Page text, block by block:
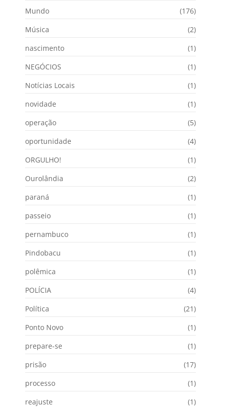
Mundo
(176)
Música
(2)
nascimento
(1)
NEGÓCIOS
(1)
Notícias Locais
(1)
novidade
(1)
operação
(5)
oportunidade
(4)
ORGULHO!
(1)
Ourolândia
(2)
paraná
(1)
passeio
(1)
pernambuco
(1)
Pindobacu
(1)
polêmica
(1)
POLÍCIA
(4)
Política
(21)
Ponto Novo
(1)
prepare-se
(1)
prisão
(17)
processo
(1)
reajuste
(1)